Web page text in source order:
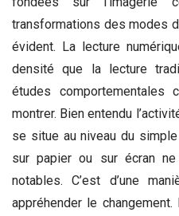
transformations des modes
évident. La lecture
densité que la lecture
études
montrer. Bien entendu
se situe au niveau du
sur papier ou sur écran
notables. C’est d’une
appréhender le changement.